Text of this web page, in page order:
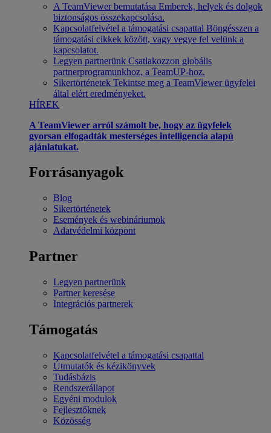
A TeamViewer bemutatása Emberek, helyek és dolgok
biztonságos összekapcsolása.
Kapcsolatfelvétel a támogatási csapattal Böngésszen a
támogatási cikkek között, vagy vegye fel velünk a
kapcsolatot.
Legyen partnerünk Csatlakozzon globális
partnerprogramunkhoz, a TeamUP-hoz.
Sikertörténetek Tekintse meg a TeamViewer ügyfelei
által elért eredményeket.
HÍREK
A TeamViewer arról számolt be, hogy az ügyfelek
gyorsan elfogadták mesterséges intelligencia alapú
ajánlatukat.
Forrásanyagok
Blog
Sikertörténetek
Események és webináriumok
Adatvédelmi központ
Partner
Legyen partnerünk
Partner keresése
Integrációs partnerek
Támogatás
Kapcsolatfelvétel a támogatási csapattal
Útmutatók és kézikönyvek
Tudásbázis
Rendszerállapot
Egyéni modulok
Fejlesztőknek
Közösség